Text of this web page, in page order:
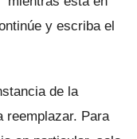
y escriba el
de la
reemplazar. Para